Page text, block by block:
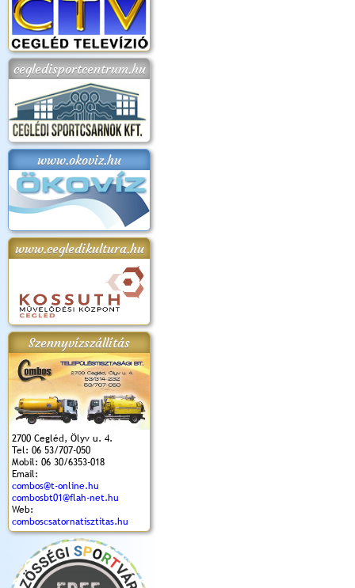
cegledisportcentrum.hu
www.okoviz.hu
www.cegledikultura.hu
Szennyvízszállítás
2700 Cegléd, Ölyv u. 4.
Tel: 06 53/707-050
Mobil: 06 30/6353-018
Email:
combos@t-online.hu
combosbt01@flah-net.hu
Web:
comboscsatornatisztitas.hu
2018.
Kossuth Toborzó
Ünnepély
Szent István Ünnepe
(2017. 08. 20.)